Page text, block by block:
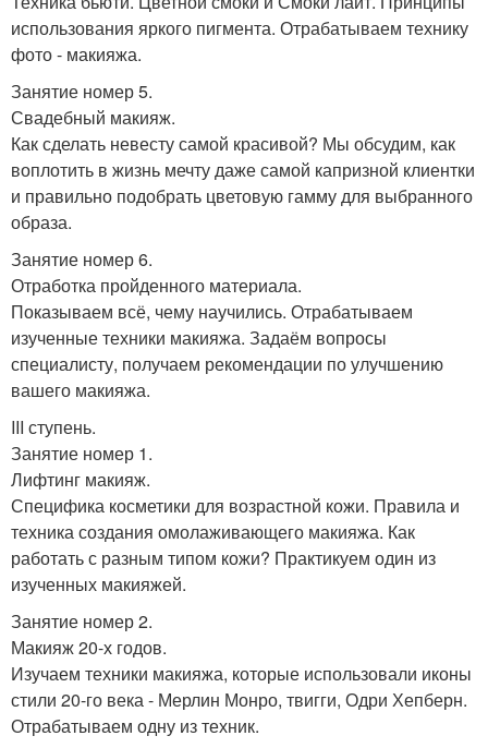
использования яркого пигмента. Отрабатываем технику
фото - макияжа.
Занятие номер 5.
Свадебный макияж.
Как сделать невесту самой красивой? Мы обсудим, как
воплотить в жизнь мечту даже самой капризной клиентки
и правильно подобрать цветовую гамму для выбранного
образа.
Занятие номер 6.
Отработка пройденного материала.
Показываем всё, чему научились. Отрабатываем
изученные техники макияжа. Задаём вопросы
специалисту, получаем рекомендации по улучшению
вашего макияжа.
III ступень.
Занятие номер 1.
Лифтинг макияж.
Специфика косметики для возрастной кожи. Правила и
техника создания омолаживающего макияжа. Как
работать с разным типом кожи? Практикуем один из
изученных макияжей.
Занятие номер 2.
Макияж 20-х годов.
Изучаем техники макияжа, которые использовали иконы
стили 20-го века - Мерлин Монро, твигги, Одри Хепберн.
Отрабатываем одну из техник.